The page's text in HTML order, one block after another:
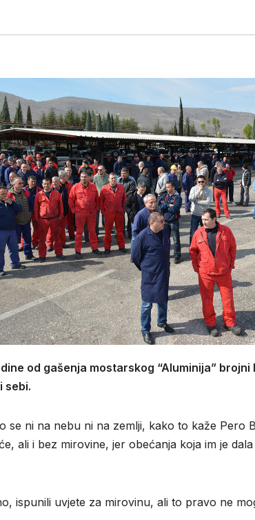
od gašenja mostarskog “Aluminija”
sebi.
se ni na nebu ni na zemlji, kako to kaže Pero
ali i bez mirovine, jer obećanja koja im je
ispunili uvjete za mirovinu, ali to pravo ne